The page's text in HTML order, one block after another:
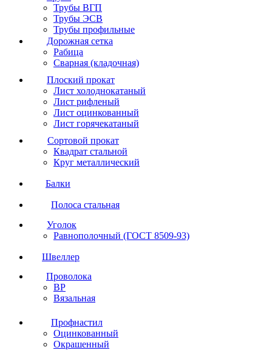
Трубы ВГП
Трубы ЭСВ
Трубы профильные
Дорожная сетка
Рабица
Сварная (кладочная)
Плоский прокат
Лист холоднокатаный
Лист рифленый
Лист оцинкованный
Лист горячекатаный
Сортовой прокат
Квадрат стальной
Круг металлический
Балки
Полоса стальная
Уголок
Равнополочный (ГОСТ 8509-93)
Швеллер
Проволока
ВР
Вязальная
Профнастил
Оцинкованный
Окрашенный